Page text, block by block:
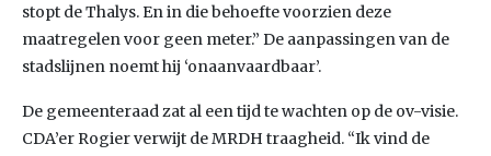
stopt de Thalys. En in die behoefte voorzien deze
maatregelen voor geen meter.” De aanpassingen van de
stadslijnen noemt hij ‘onaanvaardbaar’.
De gemeenteraad zat al een tijd te wachten op de ov-visie.
CDA’er Rogier verwijt de MRDH traagheid. “Ik vind de